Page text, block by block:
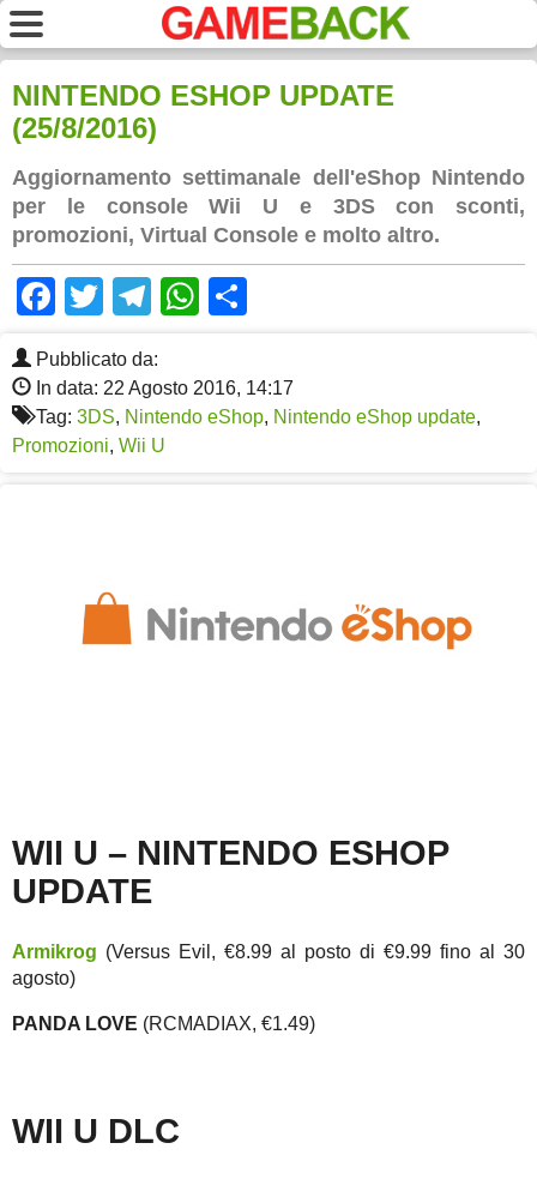
NINTENDO ESHOP UPDATE
(25/8/2016)
Aggiornamento settimanale dell'eShop Nintendo
per le console Wii U e 3DS con sconti,
promozioni, Virtual Console e molto altro.
Facebook
TwitterTelegram
WhatsApp
Pubblicato da:
In data: 22 Agosto 2016, 14:17
Tag: 3DS, Nintendo eShop, Nintendo eShop update,
Promozioni, Wii U
WII U – NINTENDO ESHOP
UPDATE
Armikrog (Versus Evil, €8.99 al posto di €9.99 fino al 30
agosto)
PANDA LOVE (RCMADIAX, €1.49)
WII U DLC